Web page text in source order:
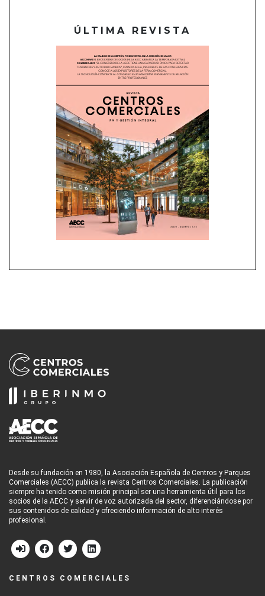
ÚLTIMA REVISTA
Desde su fundación en 1980, la Asociación Española de Centros y Parques
Comerciales (AECC) publica la revista Centros Comerciales. La publicación
siempre ha tenido como misión principal ser una herramienta útil para los
socios de la AECC y servir de voz autorizada del sector, diferenciándose por
sus contenidos de calidad y ofreciendo información de alto interés
profesional.
CENTROS COMERCIALES